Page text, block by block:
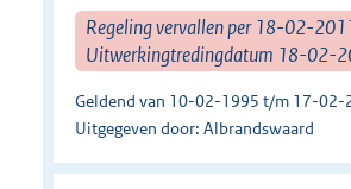
Regeling vervallen per 18-02-
Uitwerkingtredingdatum 18-02-
Geldend van 10-02-1995 t/m 17-02-
Uitgegeven door: Albrandswaard